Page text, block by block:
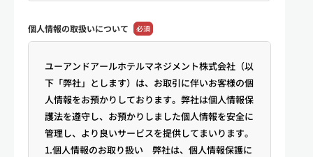
個人情報の取扱いについて 必須
ユーアンドアールホテルマネジメント株式会社（以
下「弊社」とします）は、お取引に伴いお客様の個
人情報をお預かりしております。弊社は個人情報保
護法を遵守し、お預かりしました個人情報を安全に
管理し、より良いサービスを提供してまいります。
1.個人情報のお取り扱い 弊社は、個人情報保護に